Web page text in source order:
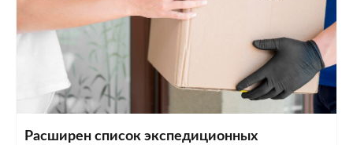
Расширен список экспедиционных